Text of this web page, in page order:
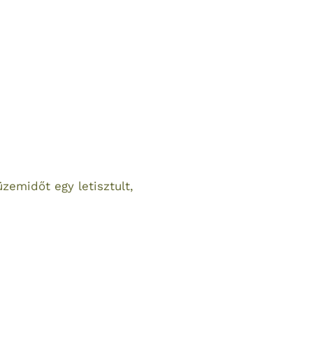
egy letisztult,